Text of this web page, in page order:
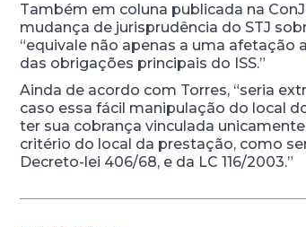
Também em coluna publicada na
mudança de jurisprudência do STJ
“equivale não apenas a uma
das obrigações principais do ISS.”
Ainda de acordo com Torres, “seria
caso essa fácil manipulação do local
ter sua cobrança vinculada
critério do local da prestação, como
Decreto-lei 406/68, e da LC 116/2003.”